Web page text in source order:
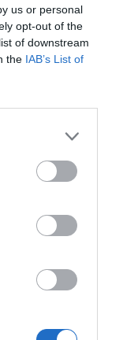
us or personal
opt-out of the
of downstream
the IAB’s List of